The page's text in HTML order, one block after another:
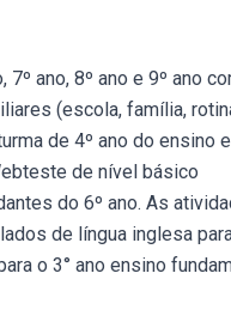
ano, 8º ano e 9º ano
(escola, família,
de 4º ano do ensino e
de nível básico
do 6º ano. As
de língua inglesa
o 3° ano ensino